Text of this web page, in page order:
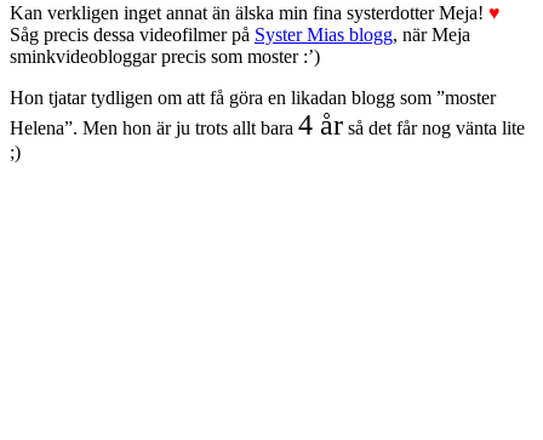
Kan verkligen inget annat än älska min fina systerdotter Meja! ♥
Såg precis dessa videofilmer på Syster Mias blogg, när Meja
sminkvideobloggar precis som moster :’)
Hon tjatar tydligen om att få göra en likadan blogg som ”moster
Helena”. Men hon är ju trots allt bara 4 år så det får nog vänta lite
;)